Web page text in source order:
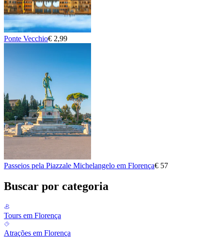
Ponte Vecchio€ 2,99
Passeios pela Piazzale Michelangelo em Florença€ 57
Buscar por categoria
Tours em Florença
Atrações em Florença